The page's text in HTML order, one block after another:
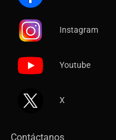
Instagram
Youtube
X
Contáctanos